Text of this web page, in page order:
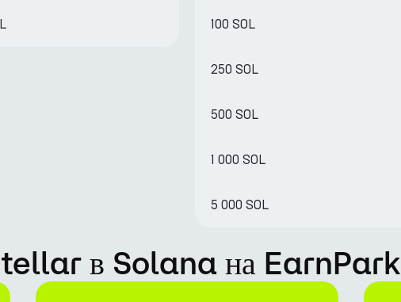
100 SOL
250 SOL
500 SOL
1 000 SOL
5 000 SOL
в Solana на EarnPark